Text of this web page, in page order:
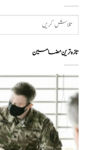
تازہ ترین مضامین